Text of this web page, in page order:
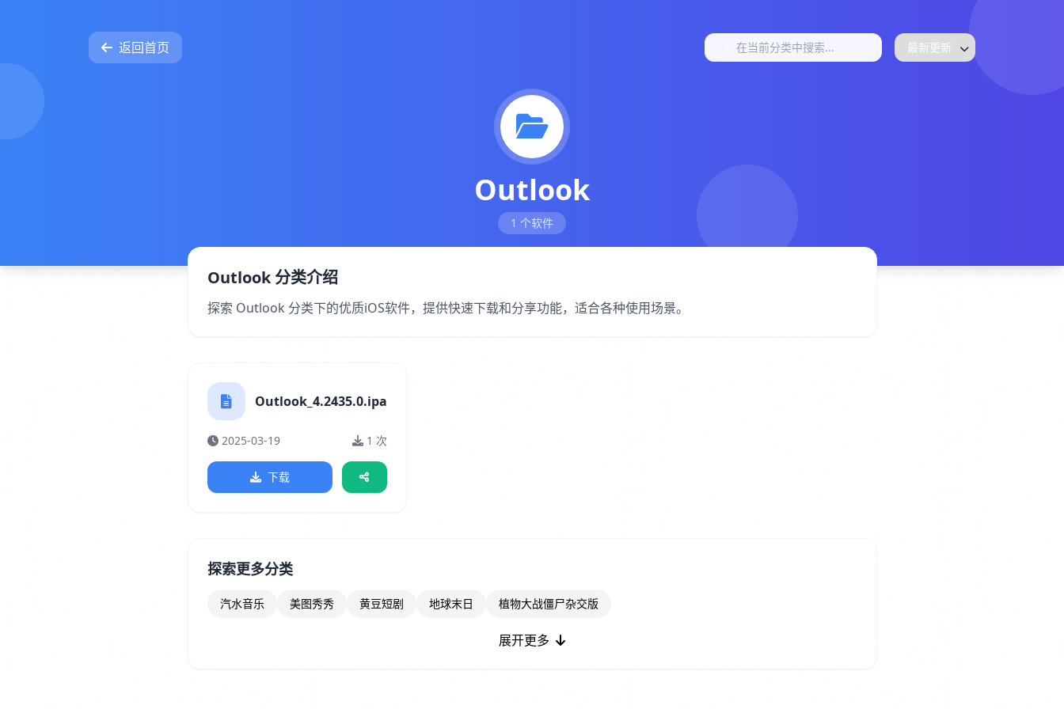
返回首页
Outlook
1 个软件
Outlook 分类介绍
探索 Outlook 分类下的优质iOS软件，提供快速下载和分享功能，适合各种使用场景。
Outlook_4.2435.0.ipa
2025-03-19 1 次
下载
探索更多分类
汽水音乐 美图秀秀 黄豆短剧 地球末日 植物大战僵尸杂交版
展开更多